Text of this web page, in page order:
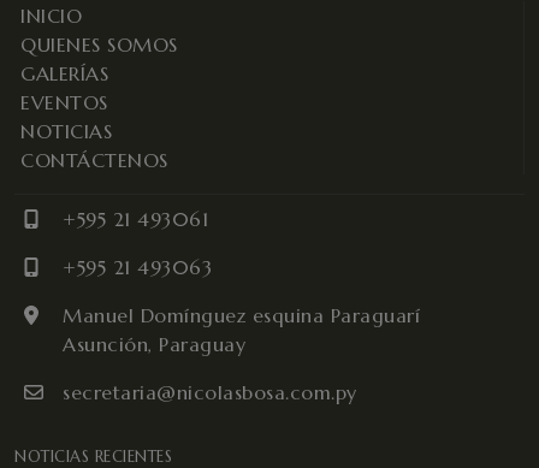
INICIO
QUIENES SOMOS
GALERÍAS
EVENTOS
NOTICIAS
CONTÁCTENOS
+595 21 493061
+595 21 493063
Manuel Domínguez esquina Paraguarí
Asunción, Paraguay
secretaria@nicolasbosa.com.py
NOTICIAS RECIENTES